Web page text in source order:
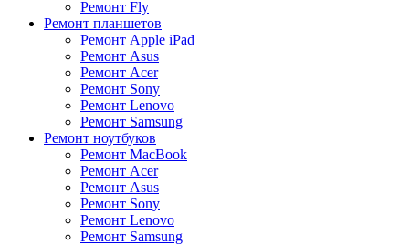
Ремонт Fly
Ремонт планшетов
Ремонт Apple iPad
Ремонт Asus
Ремонт Acer
Ремонт Sony
Ремонт Lenovo
Ремонт Samsung
Ремонт ноутбуков
Ремонт MacBook
Ремонт Acer
Ремонт Asus
Ремонт Sony
Ремонт Lenovo
Ремонт Samsung